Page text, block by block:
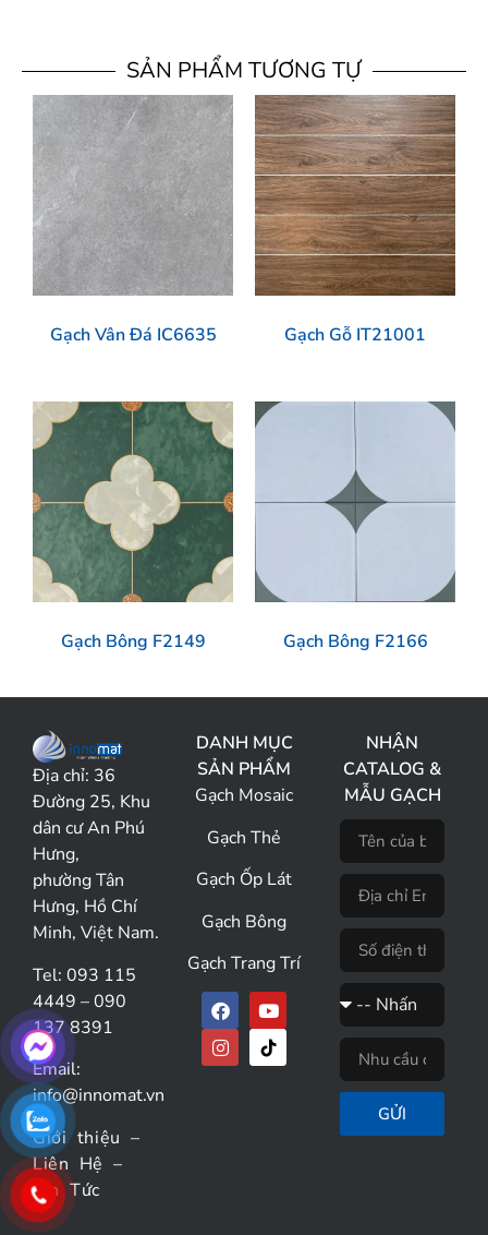
SẢN PHẨM TƯƠNG TỰ
Gạch Vân Đá IC6635 Gạch Gỗ IT21001
Gạch Bông F2149 Gạch Bông F2166
Địa chỉ: 36
Đường 25, Khu
dân cư An Phú
Hưng,
phường Tân
Hưng, Hồ Chí
Minh, Việt Nam.
Tel: 093 115
4449 – 090
137 8391
Email:
info@innomat.vn
Giới thiệu –
Liên Hệ –
Tin Tức
DANH MỤC
SẢN PHẨM
Gạch Mosaic
Gạch Thẻ
Gạch Ốp Lát
Gạch Bông
Gạch Trang Trí
NHẬN
CATALOG &
MẪU GẠCH
GỬI